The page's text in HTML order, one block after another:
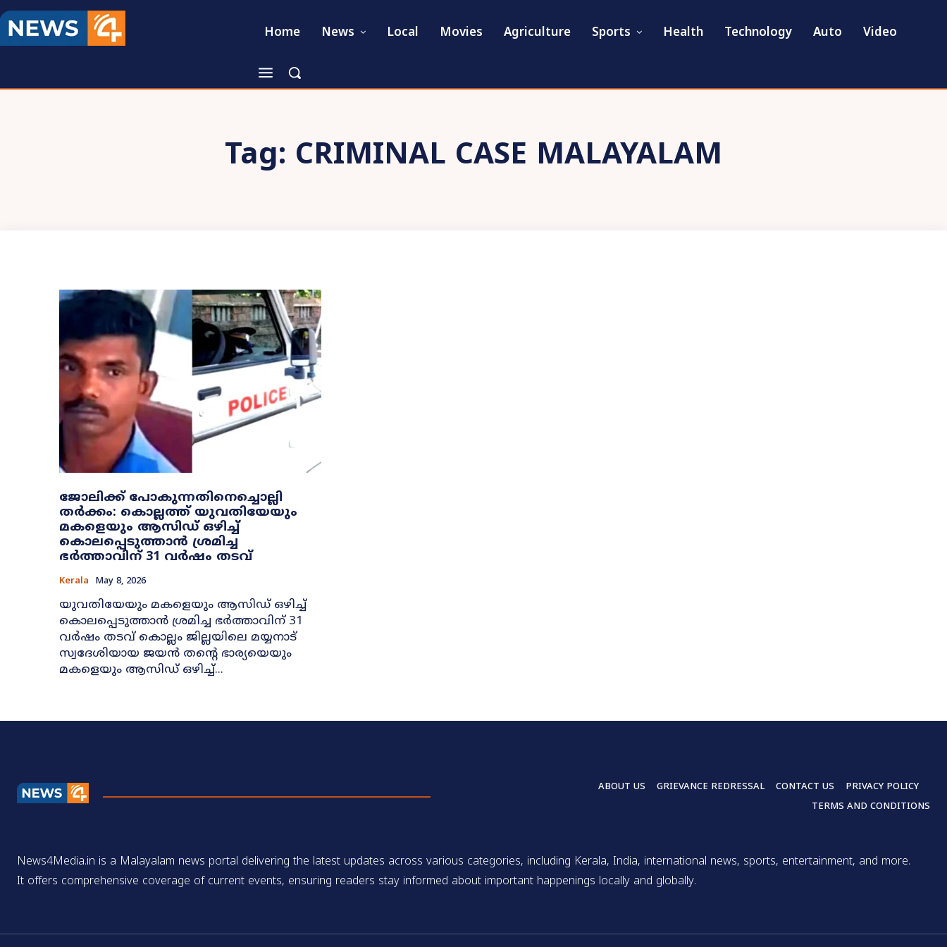
Home News Local Movies Agriculture Sports Health Technology Auto Video
Tag: CRIMINAL CASE MALAYALAM
ജോലിക്ക് പോകുന്നതിനെച്ചൊല്ലി
തർക്കം: കൊല്ലത്ത് യുവതിയേയും
മകളെയും ആസിഡ് ഒഴിച്ച്
കൊലപ്പെടുത്താൻ ശ്രമിച്ച
ഭർത്താവിന് 31 വർഷം തടവ്
Kerala May 8, 2026
യുവതിയേയും മകളെയും ആസിഡ് ഒഴിച്ച്
കൊലപ്പെടുത്താൻ ശ്രമിച്ച ഭർത്താവിന് 31
വർഷം തടവ് കൊല്ലം ജില്ലയിലെ മയ്യനാട്
സ്വദേശിയായ ജയൻ തന്റെ ഭാര്യയെയും
മകളെയും ആസിഡ് ഒഴിച്ച്...
ABOUT US GRIEVANCE REDRESSAL CONTACT US
PRIVACY POLICY
TERMS AND CONDITIONS
News4Media.in is a Malayalam news portal delivering the latest updates across various categories, including Kerala, India, international news, sports, entertainment, and more.
It offers comprehensive coverage of current events, ensuring readers stay informed about important happenings locally and globally.